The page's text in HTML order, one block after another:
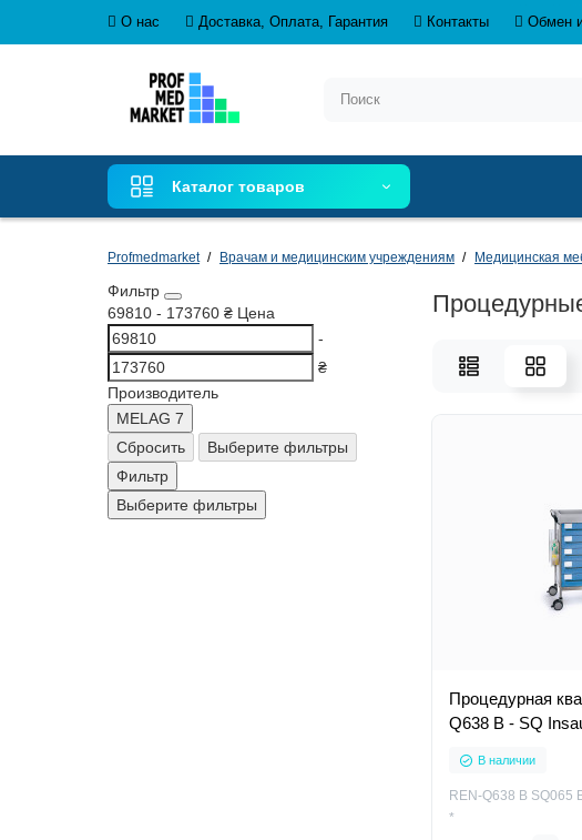
О нас Доставка, Оплата, Гарантия Контакты Обмен
Каталог товаров
Profmedmarket Врачам и медицинским учреждениям Медицинская
Фильтр
69810 - 173760 ₴ Цена
-
₴
Производитель
MELAG 7
Сбросить
Выберите фильтры
Фильтр
Выберите фильтры
Процедурная
Q638 B - SQ
В наличии
REN-Q638 B SQ065
*